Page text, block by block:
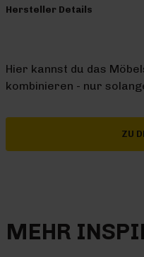
Hersteller Details
Hier kannst du das
kombinieren - nur
ZU
MEHR